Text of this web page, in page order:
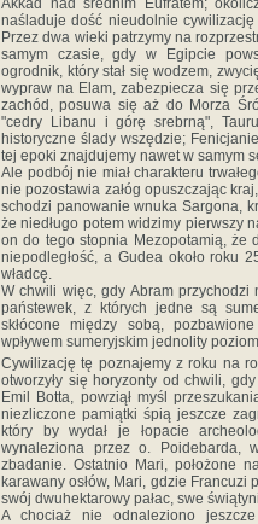
Akkad nad średnim Eufratem;
naśladuje dość nieudolnie
Przez dwa wieki patrzymy na
samym czasie, gdy w Egipcie
ogrodnik, który stał się wodzem,
wypraw na Elam, zabezpiecza się
zachód, posuwa się aż do Morza
"cedry Libanu i górę srebrną",
historyczne ślady wszędzie;
tej epoki znajdujemy nawet w samym
Ale podbój nie miał charakteru
nie pozostawia załóg opuszczając
schodzi panowanie wnuka Sargona,
że niedługo potem widzimy pierwszy
on do tego stopnia Mezopotamią, że
niepodległość, a Gudea około roku
władcę.
W chwili więc, gdy Abram przychodzi
państewek, z których jedne są
skłócone między sobą,
wpływem sumeryjskim jednolity
Cywilizację tę poznajemy z roku na
otworzyły się horyzonty od chwili,
Emil Botta, powziął myśl
niezliczone pamiątki śpią jeszcze
który by wydał je łopacie
wynaleziona przez o. Poidebarda,
zbadanie. Ostatnio Mari, położone
karawany osłów, Mari, gdzie
swój dwuhektarowy pałac, swe
A chociaż nie odnaleziono